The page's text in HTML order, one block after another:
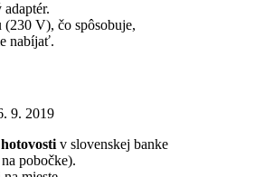
V), čo spôsobuje,
nabíjať.
9. 2019
v slovenskej banke
pobočke).